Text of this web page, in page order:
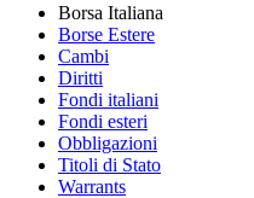
Borsa Italiana
Borse Estere
Cambi
Diritti
Fondi italiani
Fondi esteri
Obbligazioni
Titoli di Stato
Warrants